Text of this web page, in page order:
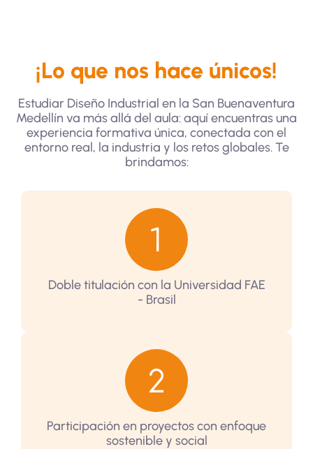
¡Lo que nos hace únicos!
Estudiar Diseño Industrial en la San Buenaventura
Medellín va más allá del aula: aquí encuentras una
experiencia formativa única, conectada con el
entorno real, la industria y los retos globales. Te
brindamos:
Doble titulación con la Universidad FAE
- Brasil
Participación en proyectos con enfoque
sostenible y social